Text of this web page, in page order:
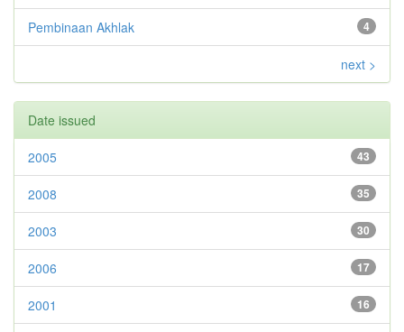
4
Pembinaan Akhlak
next >
Date issued
43
2005
35
2008
30
2003
17
2006
16
2001